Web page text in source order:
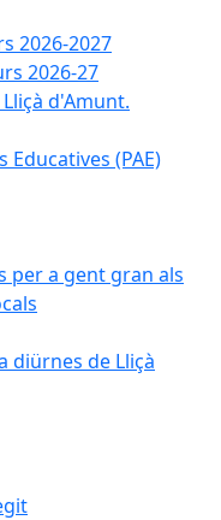
2026-2027
2026-27
d'Amunt.
(PAE)
per a gent gran als
diürnes de Lliçà